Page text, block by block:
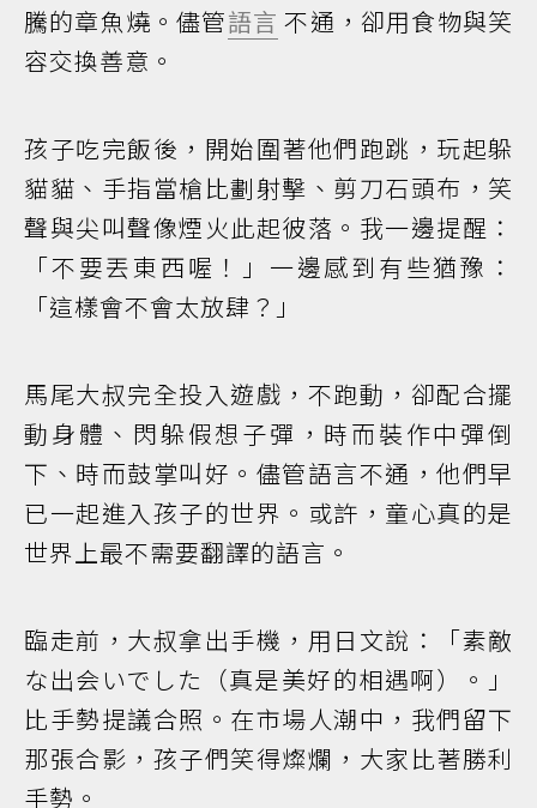
騰的章魚燒。儘管語言 不通，卻用食物與笑
容交換善意。
孩子吃完飯後，開始圍著他們跑跳，玩起躲
貓貓、手指當槍比劃射擊、剪刀石頭布，笑
聲與尖叫聲像煙火此起彼落。我一邊提醒：
「不要丟東西喔！」一邊感到有些猶豫：
「這樣會不會太放肆？」
馬尾大叔完全投入遊戲，不跑動，卻配合擺
動身體、閃躲假想子彈，時而裝作中彈倒
下、時而鼓掌叫好。儘管語言不通，他們早
已一起進入孩子的世界。或許，童心真的是
世界上最不需要翻譯的語言。
臨走前，大叔拿出手機，用日文說：「素敵
な出会いでした（真是美好的相遇啊）。」
比手勢提議合照。在市場人潮中，我們留下
那張合影，孩子們笑得燦爛，大家比著勝利
手勢。